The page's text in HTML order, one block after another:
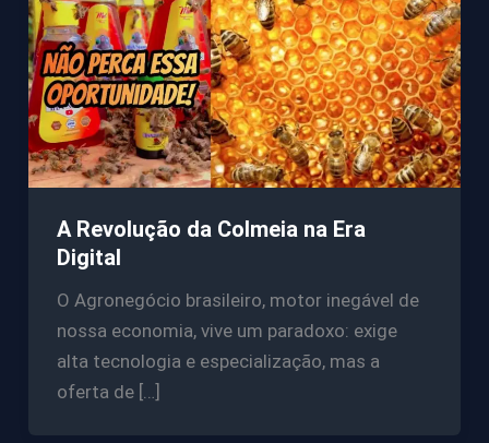
A Revolução da Colmeia na Era
Digital
O Agronegócio brasileiro, motor inegável de
nossa economia, vive um paradoxo: exige
alta tecnologia e especialização, mas a
oferta de […]